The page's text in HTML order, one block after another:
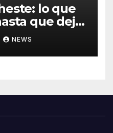
lo que
que deja
NEWS